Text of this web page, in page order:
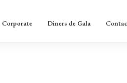
Corporate Diners de Gala